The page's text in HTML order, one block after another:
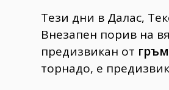
Тези дни в Далас,
Внезапен порив на
предизвикан от
торнадо, е